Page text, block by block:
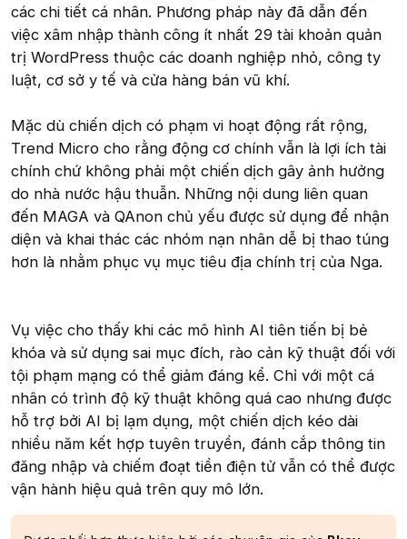
các chi tiết cá nhân. Phương pháp này đã dẫn đến
việc xâm nhập thành công ít nhất 29 tài khoản quản
trị WordPress thuộc các doanh nghiệp nhỏ, công ty
luật, cơ sở y tế và cửa hàng bán vũ khí.
Mặc dù chiến dịch có phạm vi hoạt động rất rộng,
Trend Micro cho rằng động cơ chính vẫn là lợi ích tài
chính chứ không phải một chiến dịch gây ảnh hưởng
do nhà nước hậu thuẫn. Những nội dung liên quan
đến MAGA và QAnon chủ yếu được sử dụng để nhận
diện và khai thác các nhóm nạn nhân dễ bị thao túng
hơn là nhằm phục vụ mục tiêu địa chính trị của Nga.
Vụ việc cho thấy khi các mô hình AI tiên tiến bị bẻ
khóa và sử dụng sai mục đích, rào cản kỹ thuật đối với
tội phạm mạng có thể giảm đáng kể. Chỉ với một cá
nhân có trình độ kỹ thuật không quá cao nhưng được
hỗ trợ bởi AI bị lạm dụng, một chiến dịch kéo dài
nhiều năm kết hợp tuyên truyền, đánh cắp thông tin
đăng nhập và chiếm đoạt tiền điện tử vẫn có thể được
vận hành hiệu quả trên quy mô lớn.